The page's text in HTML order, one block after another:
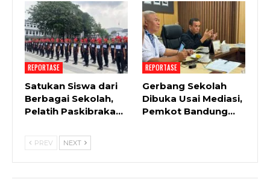
REPORTASE
Satukan Siswa dari
Berbagai Sekolah,
Pelatih Paskibraka…
REPORTASE
Gerbang Sekolah
Dibuka Usai Mediasi,
Pemkot Bandung…
PREV NEXT